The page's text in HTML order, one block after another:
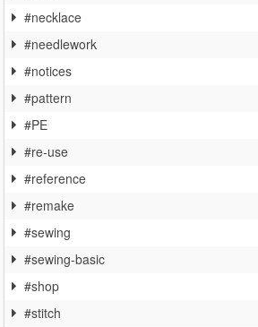
#necklace
#needlework
#notices
#pattern
#PE
#re-use
#reference
#remake
#sewing
#sewing-basic
#shop
#stitch